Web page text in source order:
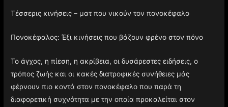
Τέσσερις κινήσεις – ματ που νικούν τον πονοκέφαλο
Πονοκέφαλος: Έξι κινήσεις που βάζουν φρένο στον πόνο
Το άγχος, η πίεση, η ακρίβεια, οι δυσάρεστες ειδήσεις, ο
τρόπος ζωής και οι κακές διατροφικές συνήθειες μάς
φέρνουν πιο κοντά στον πονοκέφαλο που παρά τη
διαφορετική συχνότητα με την οποία προκαλείται στον